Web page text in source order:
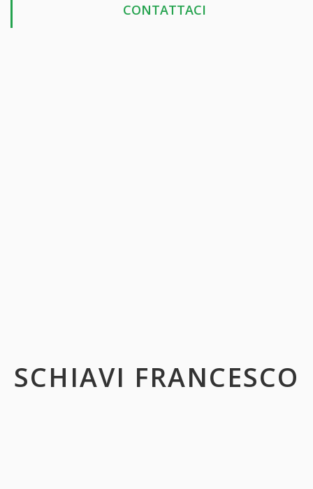
CONTATTACI
SCHIAVI FRANCESCO